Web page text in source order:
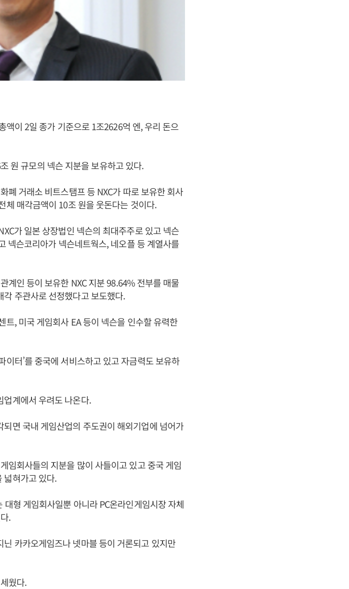
액이 2일 종가 기준으로 1조2626억 엔, 우리 돈으
원 규모의 넥슨 지분을 보유하고 있다.
폐 거래소 비트스탬프 등 NXC가 따로 보유한 회사
체 매각금액이 10조 원을 웃돈다는 것이다.
가 일본 상장법인 넥슨의 최대주주로 있고 넥슨
넥슨코리아가 넥슨네트웍스, 네오플 등 계열사를
계인 등이 보유한 NXC 지분 98.64% 전부를 매물
주관사로 선정했다고 보도했다.
, 미국 게임회사 EA 등이 넥슨을 인수할 유력한
이터’를 중국에 서비스하고 있고 자금력도 보유하
업계에서 우려도 나온다.
면 국내 게임산업의 주도권이 해외기업에 넘어가
임회사들의 지분을 많이 사들이고 있고 중국 게임
넓혀가고 있다.
형 게임회사일뿐 아니라 PC온라인게임시장 자체
.
카카오게임즈나 넷마블 등이 거론되고 있지만
웠다.